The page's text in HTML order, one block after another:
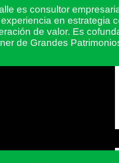
es consultor
en estrategia
de valor. Es
de Grandes